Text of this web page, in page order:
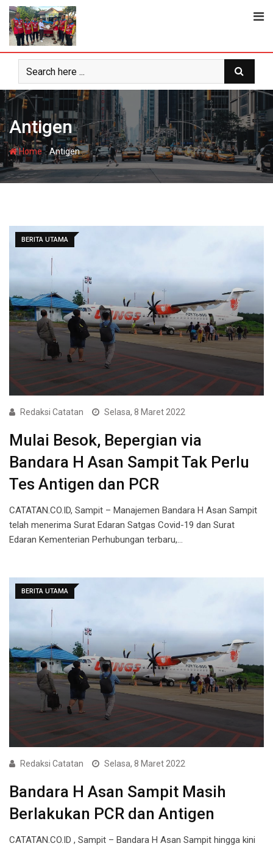
Skip
content
Antigen
Home-Antigen
BERITA UTAMA
Redaksi Catatan Selasa, 8 Maret 2022
Mulai Besok, Bepergian via
Bandara H Asan Sampit Tak Perlu
Tes Antigen dan PCR
CATATAN.CO.ID, Sampit – Manajemen Bandara H Asan Sampit
telah menerima Surat Edaran Satgas Covid-19 dan Surat
Edaran Kementerian Perhubungan terbaru,…
BERITA UTAMA
Redaksi Catatan Selasa, 8 Maret 2022
Bandara H Asan Sampit Masih
Berlakukan PCR dan Antigen
CATATAN.CO.ID , Sampit – Bandara H Asan Sampit hingga kini